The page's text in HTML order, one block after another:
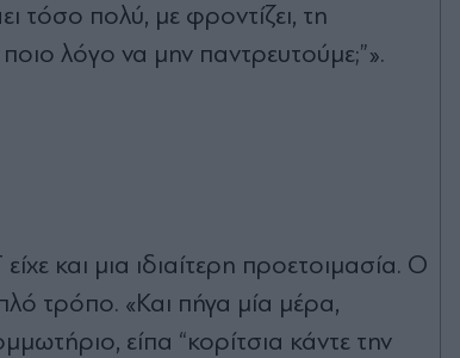
τόσο πολύ, με φροντίζει, τη
λόγο να μην παντρευτούμε;”».
και μια ιδιαίτερη προετοιμασία. Ο
τρόπο. «Και πήγα μία μέρα,
είπα “κορίτσια κάντε την